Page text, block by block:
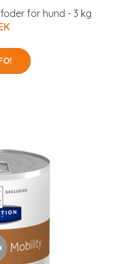
för hund - 3 kg